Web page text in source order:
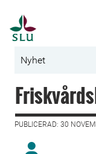
Nyhet
PUBLICERAD: 30